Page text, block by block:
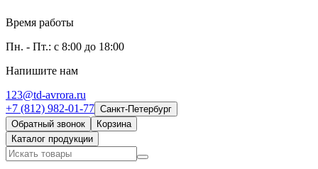
Время работы
Пн. - Пт.: с 8:00 до 18:00
Напишите нам
123@td-avrora.ru
+7 (812) 982-01-77 Санкт-Петербург
Обратный звонок
Корзина
Каталог продукции